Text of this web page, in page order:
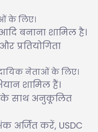
के लिए।
बनाना शामिल है।
प्रतियोगिता
नेताओं के लिए।
शामिल हैं।
के साथ अनुकूलित
अर्जित करें, USDC